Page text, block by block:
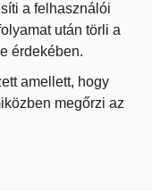
a felhasználói
után törli a
érdekében.
amellett, hogy
megőrzi az